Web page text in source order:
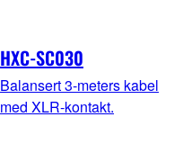
HXC-SC030
Balansert 3-meters kabel
med XLR-kontakt.